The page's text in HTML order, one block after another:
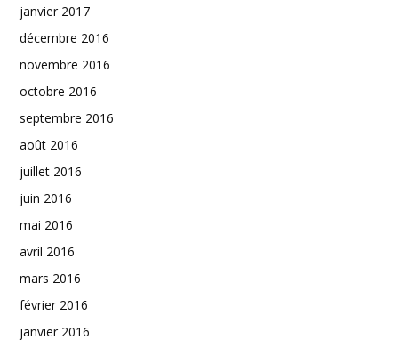
janvier 2017
décembre 2016
novembre 2016
octobre 2016
septembre 2016
août 2016
juillet 2016
juin 2016
mai 2016
avril 2016
mars 2016
février 2016
janvier 2016